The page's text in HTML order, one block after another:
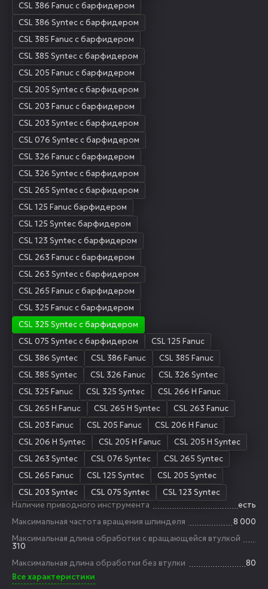
CSL 386 Fanuc с барфидером
CSL 386 Syntec с барфидером
CSL 385 Fanuc с барфидером
CSL 385 Syntec с барфидером
CSL 205 Fanuc с барфидером
CSL 205 Syntec с барфидером
CSL 203 Fanuc с барфидером
CSL 203 Syntec с барфидером
CSL 076 Syntec с барфидером
CSL 326 Fanuc с барфидером
CSL 326 Syntec с барфидером
CSL 265 Syntec с барфидером
CSL 125 Fanuc барфидером
CSL 125 Synteс барфидером
CSL 123 Syntec с барфидером
CSL 263 Fanuc с барфидером
CSL 263 Syntec с барфидером
CSL 265 Fanuc с барфидером
CSL 325 Fanuc с барфидером
CSL 325 Syntec с барфидером
CSL 075 Syntec с барфидером
CSL 125 Fanuc
CSL 386 Syntec
CSL 386 Fanuc
CSL 385 Fanuc
CSL 385 Syntec
CSL 326 Fanuc
CSL 326 Syntec
CSL 325 Fanuc
CSL 325 Syntec
CSL 266 H Fanuc
CSL 265 H Fanuc
CSL 265 H Syntec
CSL 263 Fanuc
CSL 203 Fanuc
CSL 205 Fanuc
CSL 206 H Fanuc
CSL 206 H Syntec
CSL 205 H Fanuc
CSL 205 H Syntec
CSL 263 Syntec
CSL 076 Syntec
CSL 265 Syntec
CSL 265 Fanuc
CSL 125 Syntec
CSL 205 Syntec
CSL 203 Syntec
CSL 075 Syntec
CSL 123 Syntec
Наличие приводного инструмента
есть
Максимальная частота вращения шпинделя
8 000
Максимальная длина обработки с вращающейся втулкой
310
Максимальная длина обработки без втулки
80
Все характеристики